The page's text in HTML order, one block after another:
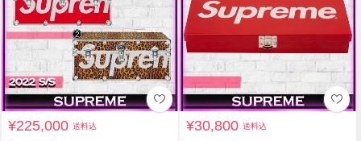
¥225,000送料込 ¥30,800送料込